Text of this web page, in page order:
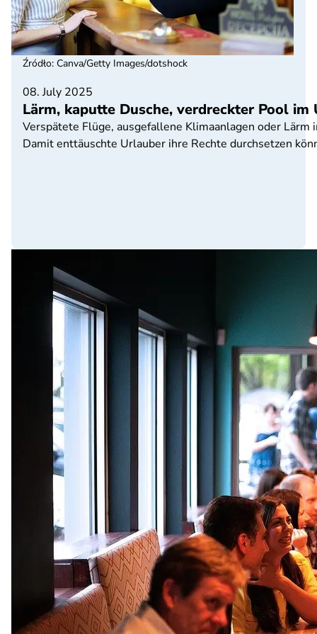
08. July 2025
Lärm, kaputte Dusche, verdreckter Pool im
Verspätete Flüge, ausgefallene Klimaanlagen oder
Damit enttäuschte Urlauber ihre Rechte durchsetzen
Źródło: Canva/Getty Images/dotshock